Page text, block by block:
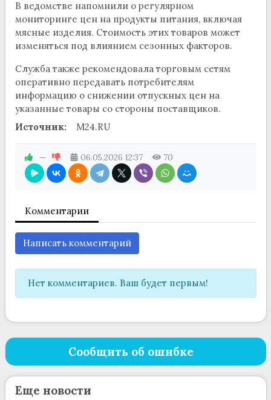
В ведомстве напомнили о регулярном
мониторинге цен на продукты питания, включая
мясные изделия. Стоимость этих товаров может
изменяться под влиянием сезонных факторов.
Служба также рекомендовала торговым сетям
оперативно передавать потребителям
информацию о снижении отпускных цен на
указанные товары со стороны поставщиков.
Источник:
M24.RU
— 06.05.2026 12:37 70
Комментарии
Написать комментарий
Нет комментариев. Ваш будет первым!
Сообщить об ошибке
Еще новости